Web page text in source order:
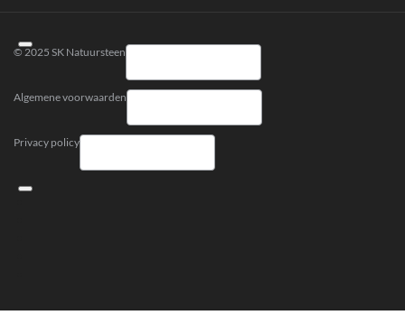
© 2025 SK Natuursteen
Algemene voorwaarden
Privacy policy